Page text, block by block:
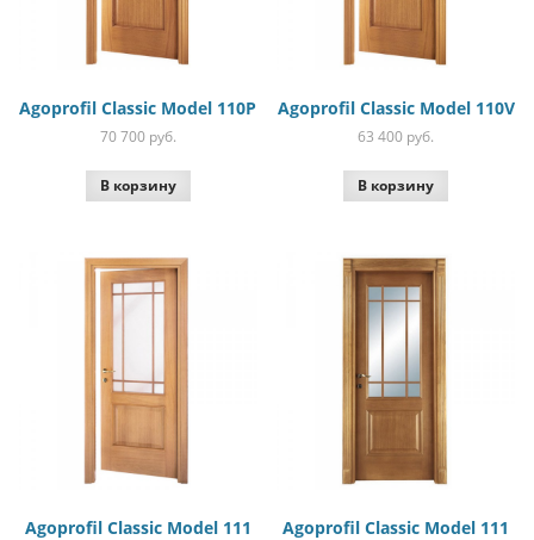
Agoprofil Classic Model 110P
70 700 руб.
В корзину
Agoprofil Classic Model 110V
63 400 руб.
В корзину
Agoprofil Classic Model 111
Agoprofil Classic Model 111